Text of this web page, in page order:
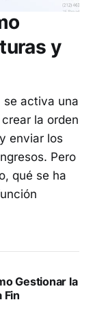
y
se activa una
la orden
enviar los
Pero
qué se ha
Gestionar la
Fin